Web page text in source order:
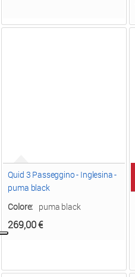
Quid 3 Passeggino - Inglesina -
puma black
Colore: puma black
269,00€